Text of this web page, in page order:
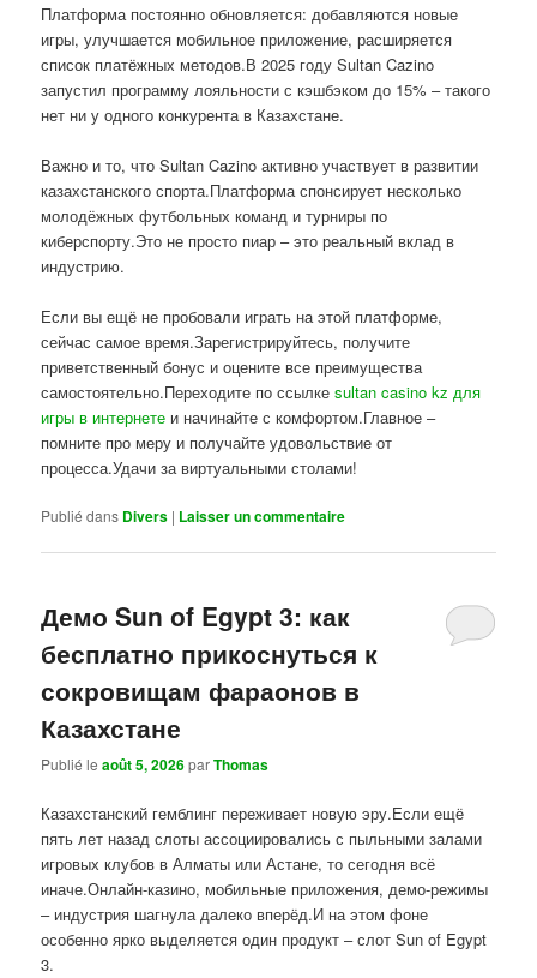
Платформа постоянно обновляется: добавляются новые
игры, улучшается мобильное приложение, расширяется
список платёжных методов.В 2025 году Sultan Cazino
запустил программу лояльности с кэшбэком до 15% – такого
нет ни у одного конкурента в Казахстане.
Важно и то, что Sultan Cazino активно участвует в развитии
казахстанского спорта.Платформа спонсирует несколько
молодёжных футбольных команд и турниры по
киберспорту.Это не просто пиар – это реальный вклад в
индустрию.
Если вы ещё не пробовали играть на этой платформе,
сейчас самое время.Зарегистрируйтесь, получите
приветственный бонус и оцените все преимущества
самостоятельно.Переходите по ссылкеsultan casino kz для
игры в интернете и начинайте с комфортом.Главное –
помните про меру и получайте удовольствие от
процесса.Удачи за виртуальными столами!
Publié dans Divers | Laisser un commentaire
Демо Sun of Egypt 3: как
бесплатно прикоснуться к
сокровищам фараонов в
Казахстане
Publié leaoût 5, 2026parThomas
Казахстанский гемблинг переживает новую эру.Если ещё
пять лет назад слоты ассоциировались с пыльными залами
игровых клубов в Алматы или Астане, то сегодня всё
иначе.Онлайн-казино, мобильные приложения, демо-режимы
– индустрия шагнула далеко вперёд.И на этом фоне
особенно ярко выделяется один продукт – слот Sun of Egypt
3.